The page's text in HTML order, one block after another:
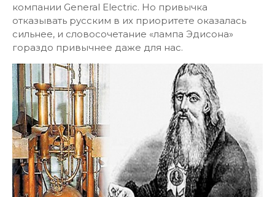
компании General Electric. Но привычка
отказывать русским в их приоритете оказалась
сильнее, и словосочетание «лампа Эдисона»
гораздо привычнее даже для нас.